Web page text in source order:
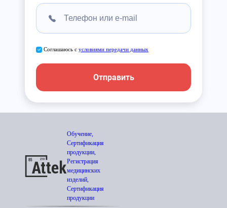
Соглашаюсь с условиями передачи данных
Отправить
Обучение,
Сертификация
продукции,
Регистрация
медицинских
изделий,
Сертификация
продукции